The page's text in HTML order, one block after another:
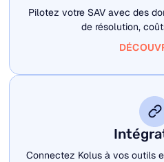
Pilotez votre SAV avec des
de résolution,
Connectez Kolus à vos outils